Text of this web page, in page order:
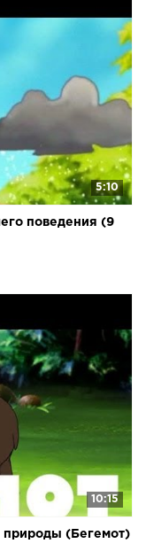
5:10
поведения (9
10:15
(Бегемот)